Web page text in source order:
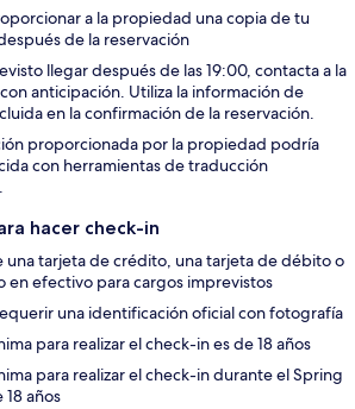
a la propiedad una copia de tu
de la reservación
llegar después de las 19:00, contacta a la
anticipación. Utiliza la información de
en la confirmación de la reservación.
proporcionada por la propiedad podría
con herramientas de traducción
hacer check-in
una tarjeta de crédito, una tarjeta de débito o
en efectivo para cargos imprevistos
una identificación oficial con fotografía
para realizar el check-in es de 18 años
para realizar el check-in durante el Spring
18 años